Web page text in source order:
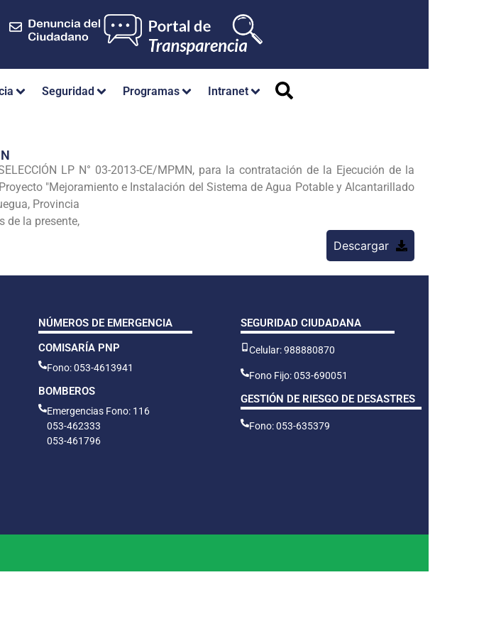
Seguridad Programas Intranet
LP N° 03-2013-CE/MPMN, para la contratación de la Ejecución de la
"Mejoramiento e Instalación del Sistema de Agua Potable y Alcantarillado
Provincia
de la presente,
Descargar
NÚMEROS DE EMERGENCIA
COMISARÍA PNP
Fono: 053-4613941
BOMBEROS
Emergencias Fono: 116
053-462333
053-461796
SEGURIDAD CIUDADANA
Celular: 988880870
Fono Fijo: 053-690051
GESTIÓN DE RIESGO DE DESASTRES
Fono: 053-635379